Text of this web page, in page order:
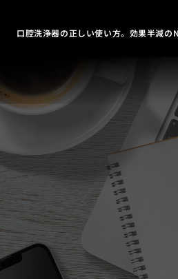
口腔洗浄器の正しい使い方。効果半減の